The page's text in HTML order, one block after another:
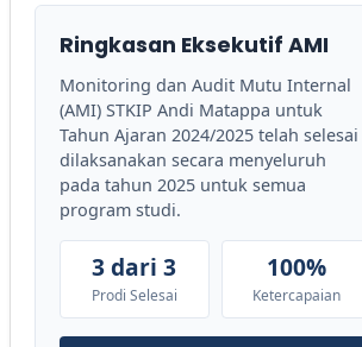
Ringkasan Eksekutif AMI
Monitoring dan Audit Mutu Internal
(AMI) STKIP Andi Matappa untuk
Tahun Ajaran 2024/2025 telah selesai
dilaksanakan secara menyeluruh
pada tahun 2025 untuk semua
program studi.
3 dari 3
Prodi Selesai
100%
Ketercapaian